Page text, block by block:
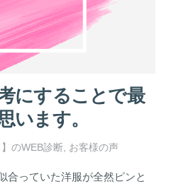
にすることで最
います。
】のWEB診断, お客様の声
合っていた洋服が全然ピンと